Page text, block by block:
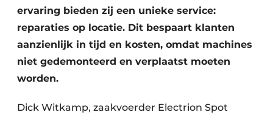
Shredders
Transportbanden
Zeven & Brekers
ervaring bieden zij een unieke service:
reparaties op locatie. Dit bespaart klanten
aanzienlijk in tijd en kosten, omdat machines
niet gedemonteerd en verplaatst moeten
worden.
Dick Witkamp, zaakvoerder Electrion Spot